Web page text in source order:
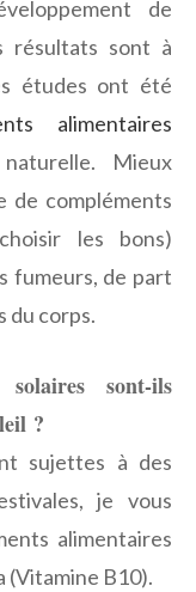
de
résultats sont à
études ont été
alimentaires
Mieux
de compléments
les bons)
fumeurs, de part
du corps.
solaires sont-ils
?
sujettes à des
je vous
alimentaires
(Vitamine B10).